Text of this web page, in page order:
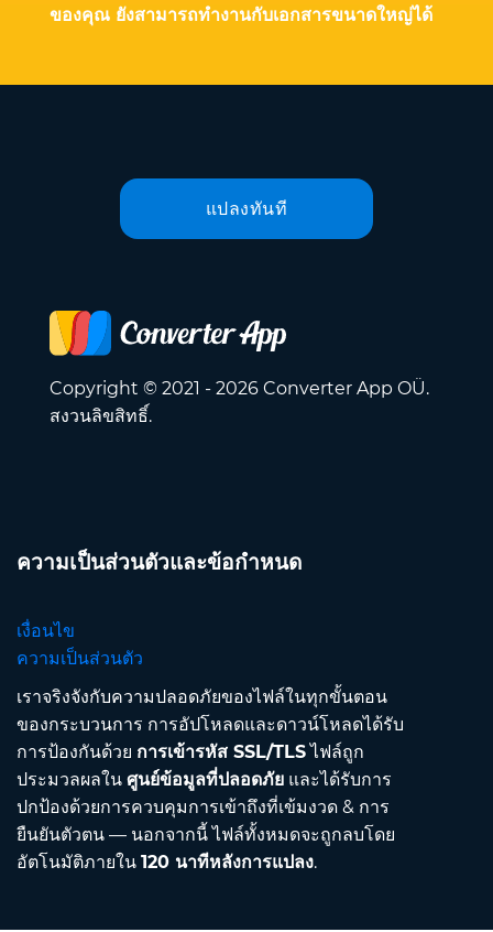
ของคุณ ยังสามารถทำงานกับเอกสารขนาดใหญ่ได้
แปลงทันที
Copyright © 2021 - 2026 Converter App OÜ.
สงวนลิขสิทธิ์.
ความเป็นส่วนตัวและข้อกำหนด
เงื่อนไข
ความเป็นส่วนตัว
เราจริงจังกับความปลอดภัยของไฟล์ในทุกขั้นตอน
ของกระบวนการ การอัปโหลดและดาวน์โหลดได้รับ
การป้องกันด้วย การเข้ารหัส SSL/TLSไฟล์ถูก
ประมวลผลใน ศูนย์ข้อมูลที่ปลอดภัย และได้รับการ
ปกป้องด้วยการควบคุมการเข้าถึงที่เข้มงวด & การ
ยืนยันตัวตน — นอกจากนี้ ไฟล์ทั้งหมดจะถูกลบโดย
อัตโนมัติภายใน 120 นาทีหลังการแปลง.